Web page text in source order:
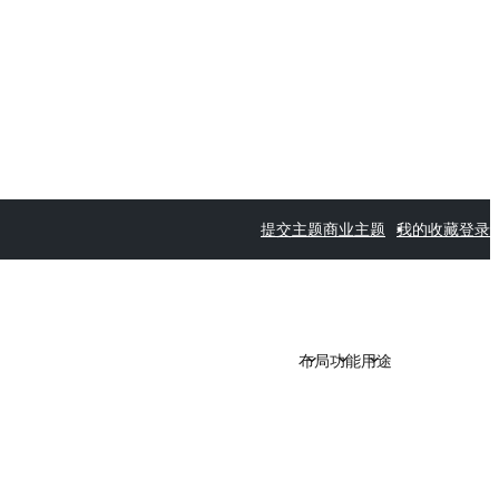
提交主题商业主题 我的收藏登录
布局功能用途